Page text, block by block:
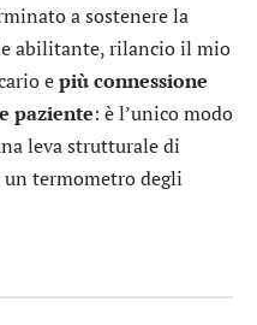
a sostenere la
abilitante, rilancio il mio
epiù connessione
paziente: è l’unico modo
leva strutturale di
un termometro degli